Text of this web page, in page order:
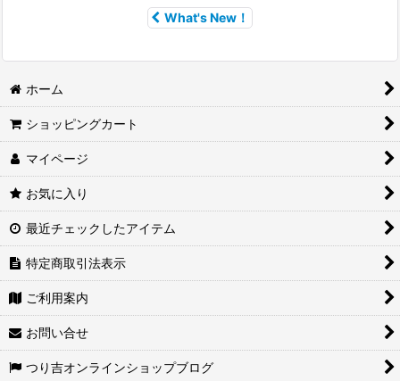
What's New！
ホーム
ショッピングカート
マイページ
お気に入り
最近チェックしたアイテム
特定商取引法表示
ご利用案内
お問い合せ
つり吉オンラインショップブログ